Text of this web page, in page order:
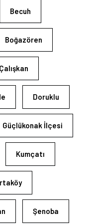
Becuh
Boğazören
Çalışkan
Doruklu
Güçlükonak İlçesi
Kumçatı
Şenoba